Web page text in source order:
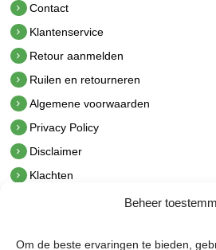
Beheer
Om de beste ervaringen te bieden,
Contact
Klantenservice
Retour aanmelden
Ruilen en retourneren
Algemene voorwaarden
Privacy Policy
Disclaimer
Klachten
hetindustriehuis B.V.